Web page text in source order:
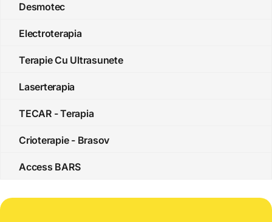
Desmotec
Electroterapia
Terapie Cu Ultrasunete
Laserterapia
TECAR - Terapia
Crioterapie - Brasov
Access BARS